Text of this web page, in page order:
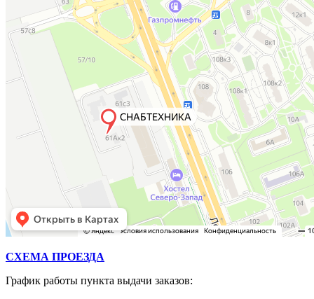
СХЕМА ПРОЕЗДА
График работы пункта выдачи заказов: